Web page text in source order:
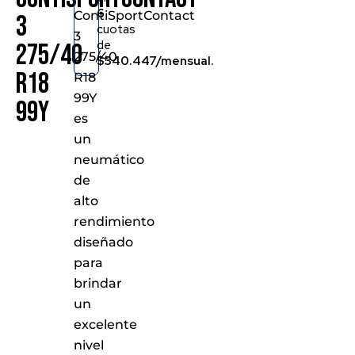
3
275/40
R18
99Y
6
cuotas
de
$340.447/mensual.
ContiSportContact
3
275/40
R18
99Y
es
un
neumático
de
alto
rendimiento
diseñado
para
brindar
un
excelente
nivel